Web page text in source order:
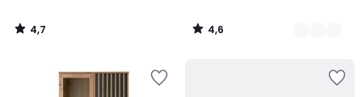
4,7
/
4,6
/